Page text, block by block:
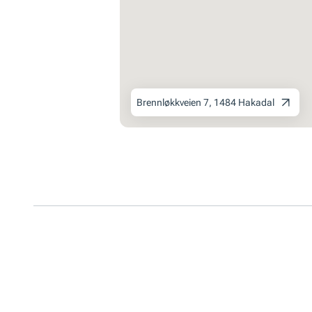
Brennløkkveien 7, 1484 Hakadal